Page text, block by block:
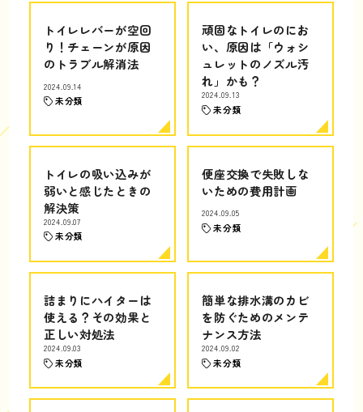
トイレレバーが空回
り！チェーンが原因
のトラブル解消法
2024.09.14
未分類
頑固なトイレのにお
い、原因は「ウォシ
ュレットのノズル汚
れ」かも？
2024.09.13
未分類
トイレの吸い込みが
弱いと感じたときの
解決策
2024.09.07
未分類
便座交換で失敗しな
いための費用計画
2024.09.05
未分類
詰まりにハイターは
使える？その効果と
正しい対処法
2024.09.03
未分類
簡単な排水溝のカビ
を防ぐためのメンテ
ナンス方法
2024.09.02
未分類